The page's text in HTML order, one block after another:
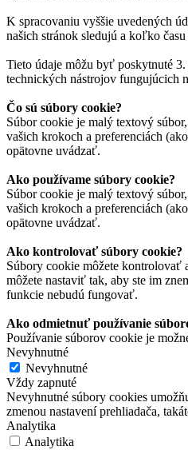
K spracovaniu vyššie uvedených
našich stránok sledujú a koľko
Tieto údaje môžu byť poskytnuté
technických nástrojov fungujúcich
Čo sú súbory cookie?
Súbor cookie je malý textový
vašich krokoch a preferenciách
opätovne uvádzať.
Ako používame súbory cookie?
Súbor cookie je malý textový
vašich krokoch a preferenciách
opätovne uvádzať.
Ako kontrolovať súbory cookie?
Súbory cookie môžete kontrolovať
môžete nastaviť tak, aby ste im
funkcie nebudú fungovať.
Ako odmietnuť používanie
Používanie súborov cookie je
Nevyhnutné
Nevyhnutné
Vždy zapnuté
Nevyhnutné súbory cookies
zmenou nastavení prehliadača,
Analytika
Analytika